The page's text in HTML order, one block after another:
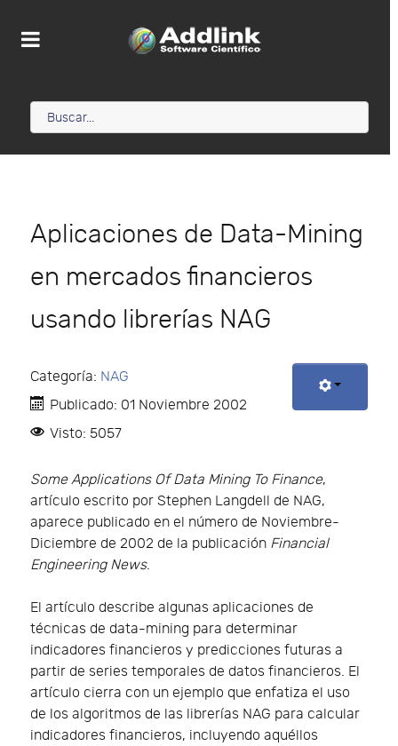
Aplicaciones de Data-Mining
en mercados financieros
usando librerías NAG
Categoría: NAG
Publicado: 01 Noviembre 2002
Visto: 5057
Some Applications Of Data Mining To Finance,
artículo escrito por Stephen Langdell de NAG,
aparece publicado en el número de Noviembre-
Diciembre de 2002 de la publicación Financial
Engineering News.
El artículo describe algunas aplicaciones de
técnicas de data-mining para determinar
indicadores financieros y predicciones futuras a
partir de series temporales de datos financieros. El
artículo cierra con un ejemplo que enfatiza el uso
de los algoritmos de las librerías NAG para calcular
indicadores financieros, incluyendo aquéllos